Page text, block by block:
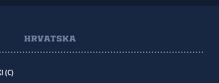
HRVATSKA
(C)